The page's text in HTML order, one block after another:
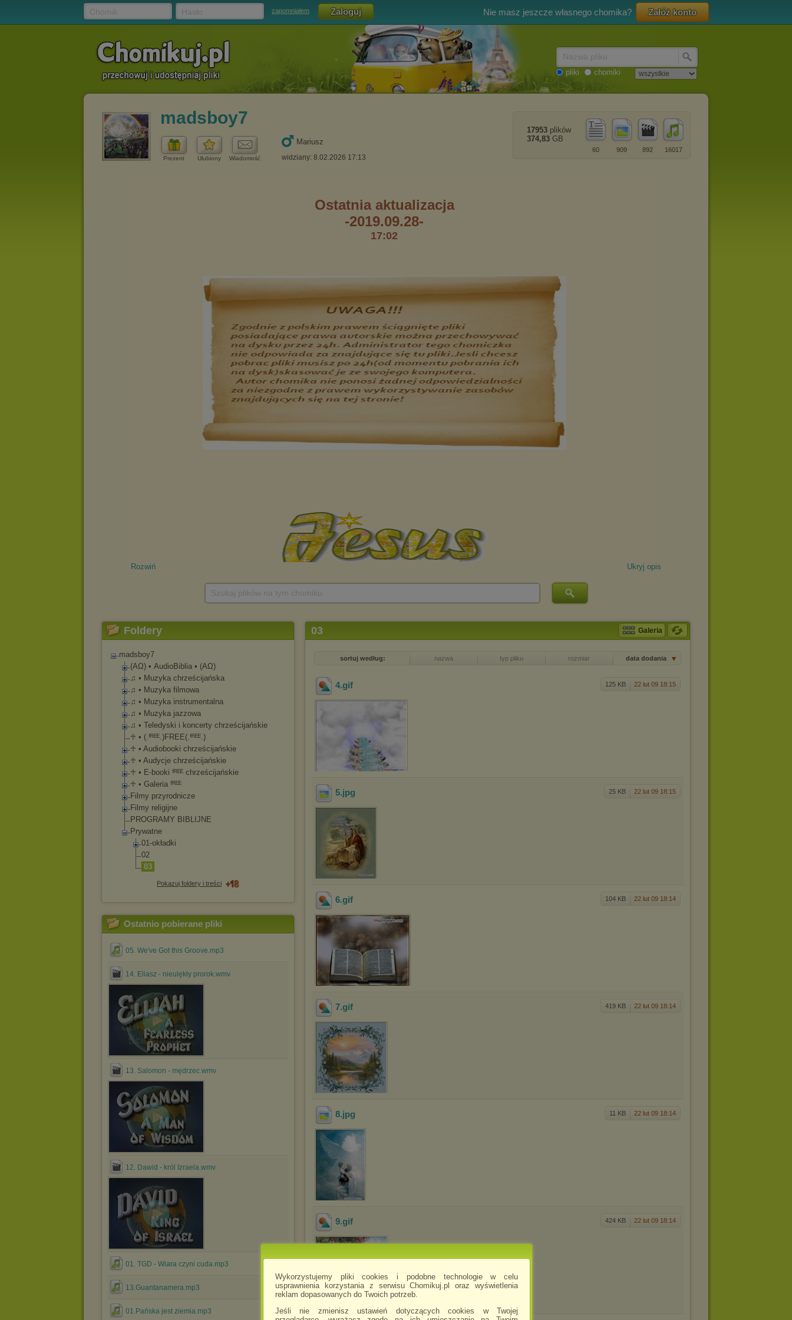
Wykorzystujemy pliki cookies i podobne technologie w celu
usprawnienia korzystania z serwisu Chomikuj.pl oraz wyświetlenia
reklam dopasowanych do Twoich potrzeb.
Jeśli nie zmienisz ustawień dotyczących cookies w Twojej
zapomniałem Nie masz jeszcze własnego chomika? Załóż konto
pliki chomiki
madsboy7
Prezent Ulubiony Wiadomość
Mariusz
widziany: 8.02.2026 17:13
16017
892
909
60
17953 plików
374,83 GB
Ukryj opis
Rozwiń
Foldery
madsboy7
(ΑΩ) • AudioBiblia • (ΑΩ)
♫ • Muzyka chrześcijańska
♫ • Muzyka filmowa
♫ • Muzyka instrumentalna
♫ • Muzyka jazzowa
♫ • Teledyski i koncerty chrześcijańskie
♱ • (.ᶠᴿᴱᴱ.)FREE(.ᶠᴿᴱᴱ.)
♱ • Audiobooki chrześcijańskie
♱ • Audycje chrześcijańskie
♱ • E-booki ᶠᴿᴱᴱ chrześcijańskie
♱ • Galeria ᶠᴿᴱᴱ
Filmy przyrodnicze
Filmy religijne
PROGRAMY BIBLIJNE
Prywatne
01-okładki
02
03
Pokazuj foldery i treści
Ostatnio pobierane pliki
05. We've Got this Groove.mp3
14. Eliasz - nieulękły prorok.wmv
13. Salomon - mędrzec.wmv
12. Dawid - król Izraela.wmv
01. TGD - Wiara czyni cuda.mp3
13.Guantanamera.mp3
01.Pańska jest ziemia.mp3
03 Galeria
sortuj według: nazwa typ pliku rozmiar data dodania
125 KB 22 lut 09 18:15
4.gif
25 KB 22 lut 09 18:15
5.jpg
104 KB 22 lut 09 18:14
6.gif
419 KB 22 lut 09 18:14
7.gif
11 KB 22 lut 09 18:14
8.jpg
424 KB 22 lut 09 18:14
9.gif